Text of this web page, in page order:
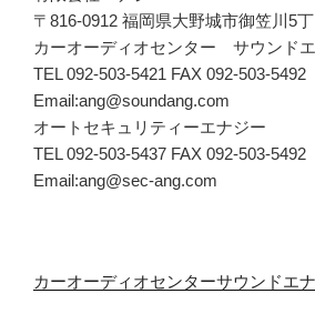
〒816-0912 福岡県大野城市御笠川5
カーオーディオセンター サウンド
TEL 092-503-5421 FAX 092-503-5492
Email:ang@soundang.com
オートセキュリティーエナジー
TEL 092-503-5437 FAX 092-503-5492
Email:ang@sec-ang.com
カーオーディオセンターサウンドエ